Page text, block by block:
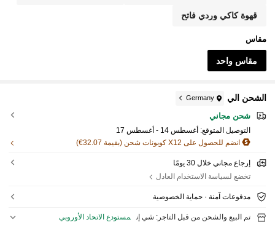
قهوة كاكي وردي فاتح
مقاس
مقاس واحد
الشحن الي Germany
شحن مجاني
التوصيل المتوقع: أغسطس 14 - أغسطس 17
انضم للحصول على X12 كوبونات شحن (بقيمة 32.07€)
إرجاع مجاني خلال 30 يومًا
تخضع لسياسة الاستخدام العادل
مدفوعات آمنة · حماية الخصوصية
تم البيع والشحن من قبل التاجر: شي إن
مستودع الاتحاد الأوروبي